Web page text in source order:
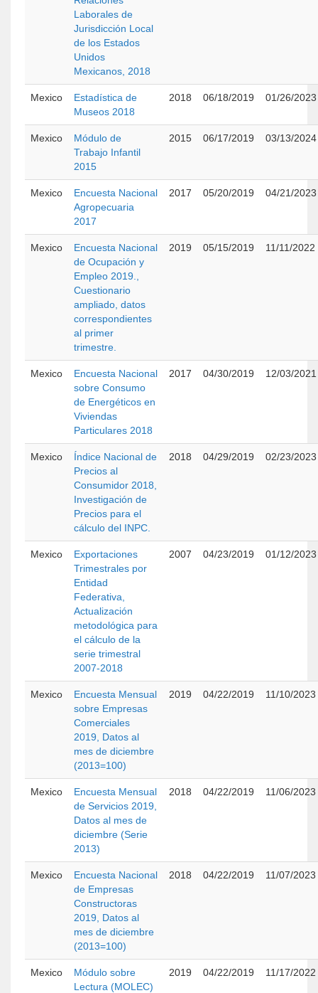
Laborales de
Jurisdicción Local
de los Estados
Unidos
Mexicanos, 2018
Mexico
Estadística de
Museos 2018
2018 06/18/2019 01/26/2023
Mexico
Módulo de
Trabajo Infantil
2015
2015 06/17/2019 03/13/2024
Mexico
Encuesta Nacional
Agropecuaria
2017
2017 05/20/2019 04/21/2023
Mexico
Encuesta Nacional
de Ocupación y
Empleo 2019.,
Cuestionario
ampliado, datos
correspondientes
al primer
trimestre.
2019 05/15/2019 11/11/2022
Mexico
Encuesta Nacional
sobre Consumo
de Energéticos en
Viviendas
Particulares 2018
2017 04/30/2019 12/03/2021
Mexico
Índice Nacional de
Precios al
Consumidor 2018,
Investigación de
Precios para el
cálculo del INPC.
2018 04/29/2019 02/23/2023
Mexico
Exportaciones
Trimestrales por
Entidad
Federativa,
Actualización
metodológica para
el cálculo de la
serie trimestral
2007-2018
2007 04/23/2019 01/12/2023
Mexico
Encuesta Mensual
sobre Empresas
Comerciales
2019, Datos al
mes de diciembre
(2013=100)
2019 04/22/2019 11/10/2023
Mexico
Encuesta Mensual
de Servicios 2019,
Datos al mes de
diciembre (Serie
2013)
2018 04/22/2019 11/06/2023
Mexico
Encuesta Nacional
de Empresas
Constructoras
2019, Datos al
mes de diciembre
(2013=100)
2018 04/22/2019 11/07/2023
Mexico
Módulo sobre
Lectura (MOLEC)
2019 04/22/2019 11/17/2022